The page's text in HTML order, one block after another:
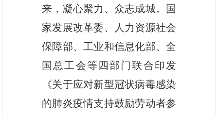
来，凝心聚力、众志成城。国
家发展改革委、人力资源社会
保障部、工业和信息化部、全
国总工会等四部门联合印发
《关于应对新型冠状病毒感染
的肺炎疫情支持鼓励劳动者参